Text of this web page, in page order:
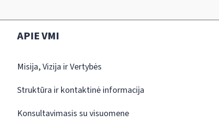
APIE VMI
Misija, Vizija ir Vertybės
Struktūra ir kontaktinė informacija
Konsultavimasis su visuomene